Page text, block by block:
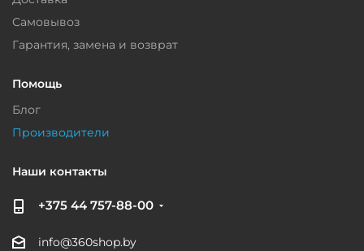
Самовывоз
Гарантия, замена и возврат
Помощь
Блог
Производители
Наши контакты
+375 44 757-88-00
info@360shop.by